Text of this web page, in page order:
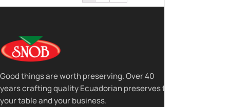
Good things are worth preserving. Over 40
years crafting quality Ecuadorian preserves for
your table and your business.